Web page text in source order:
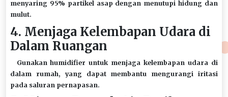
menyaring 95% partikel asap dengan menutupi hidung dan
mulut.
4. Menjaga Kelembapan Udara di
Dalam Ruangan
Gunakan humidifier untuk menjaga kelembapan udara di
dalam rumah, yang dapat membantu mengurangi iritasi
pada saluran pernapasan.